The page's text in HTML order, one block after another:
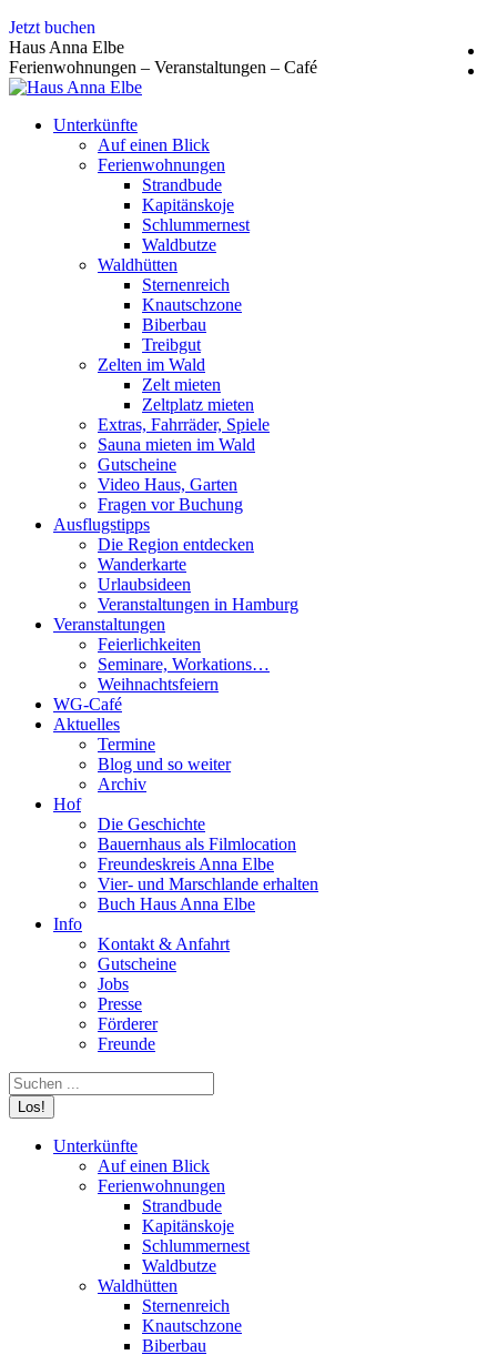
Zum
Inhalt
springen
Jetzt buchen
Haus Anna Elbe
Ferienwohnungen – Veranstaltungen – Café
Unterkünfte
Auf einen Blick
Ferienwohnungen
Strandbude
Kapitänskoje
Schlummernest
Waldbutze
Waldhütten
Sternenreich
Knautschzone
Biberbau
Treibgut
Zelten im Wald
Zelt mieten
Zeltplatz mieten
Extras, Fahrräder, Spiele
Sauna mieten im Wald
Gutscheine
Video Haus, Garten
Fragen vor Buchung
Ausflugstipps
Die Region entdecken
Wanderkarte
Urlaubsideen
Veranstaltungen in Hamburg
Veranstaltungen
Feierlichkeiten
Seminare, Workations…
Weihnachtsfeiern
WG-Café
Aktuelles
Termine
Blog und so weiter
Archiv
Hof
Die Geschichte
Bauernhaus als Filmlocation
Freundeskreis Anna Elbe
Vier- und Marschlande erhalten
Buch Haus Anna Elbe
Info
Kontakt & Anfahrt
Gutscheine
Jobs
Presse
Förderer
Freunde
Search:
Unterkünfte
Auf einen Blick
Ferienwohnungen
Strandbude
Kapitänskoje
Schlummernest
Waldbutze
Waldhütten
Sternenreich
Knautschzone
Biberbau